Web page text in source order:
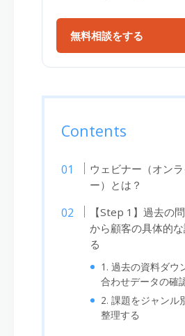
無料相談をする
Contents
ウェビナー（オン
ー）とは？
【Step 1】過去の
から顧客の具体的
る
1. 過去の資料ダウ
合わせデータの確
2. 課題をジャンル
整理する